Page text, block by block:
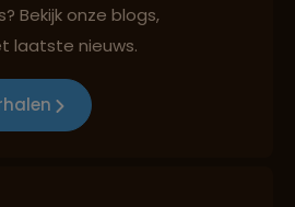
reisroutes
Bekijk onze blogs,
laatste nieuws.